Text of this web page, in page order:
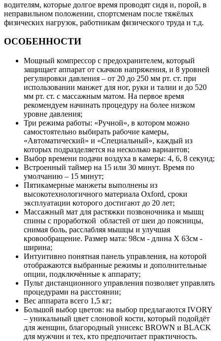
водителям, которые долгое время проводят сидя и, порой, в
неправильном положении, спортсменам после тяжёлых
физических нагрузок, работникам физического труда и т.д.
ОСОБЕННОСТИ
Mощный компрессор с предохранителем, который
защищает аппарат от скачков напряжения, и 8 уровней
регулировки давления – от 20 до 250 мм рт. ст. при
использовании манжет для ног, руки и талии и до 520
мм рт. ст. с массажным матом. На первое время
рекомендуем начинать процедуру на более низком
уровне давления;
Три режима работы: «Ручной», в котором можно
самостоятельно выбирать рабочие камеры,
«Автоматический» и «Специальный», каждый из
которых подразделяется на несколько вариантов;
Выбор времени подачи воздуха в камеры: 4, 6, 8 секунд;
Встроенный таймер на 15 или 30 минут. Время по
умолчанию – 15 минут;
Пятикамерные манжеты выполнены из
высокотехнологичного материала Oxford, сроки
эксплуатации которого достигают до 20 лет;
Массажный мат для растяжки позвоночника и мышц
спины с проработкой областей от шеи до поясницы,
снимая боль, расслабляя мышцы и улучшая
кровообращение. Размер мата: 98см - длина Х 63см -
ширина;
Интуитивно понятная панель управления, на которой
отображаются выбранные режимы и дополнительные
опции, подключённые к аппарату;
Пульт дистанционного управления позволяет управлять
процедурами на расстоянии;
Вес аппарата всего 1,5 кг;
Большой выбор цветов: на выбор предлагаются IVORY
– уникальный цвет слоновой кости, который подойдёт
для женщин, благородный унисекс BROWN и BLACK
для мужчин и тех, кто предпочитает практичность.